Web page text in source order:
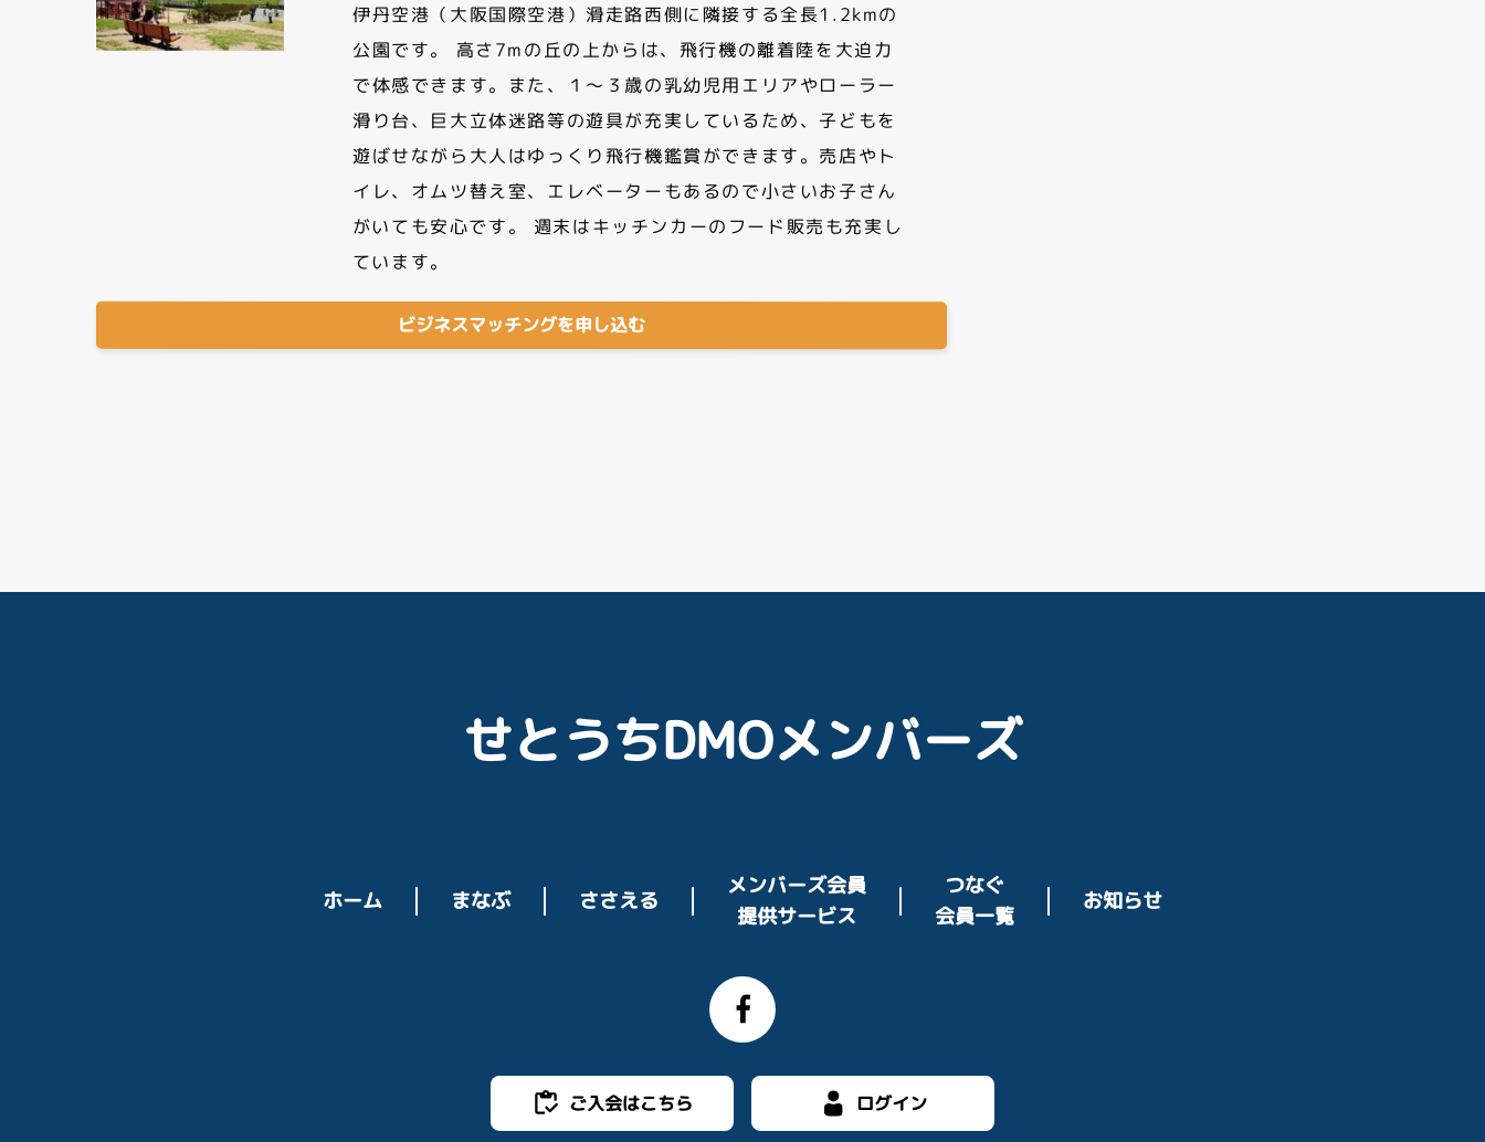
伊丹空港（大阪国際空港）滑走路西側に隣接する全長1.2kmの
公園です。 高さ7mの丘の上からは、飛行機の離着陸を大迫力
で体感できます。また、１～３歳の乳幼児用エリアやローラー
滑り台、巨大立体迷路等の遊具が充実しているため、子どもを
遊ばせながら大人はゆっくり飛行機鑑賞ができます。売店やト
イレ、オムツ替え室、エレベーターもあるので小さいお子さん
がいても安心です。 週末はキッチンカーのフード販売も充実し
ています。
ビジネスマッチングを申し込む
せとうちDMOメンバーズ
ホーム まなぶ ささえる
メンバーズ会員
提供サービス
つなぐ
会員一覧
お知らせ
ご入会はこちら ログイン